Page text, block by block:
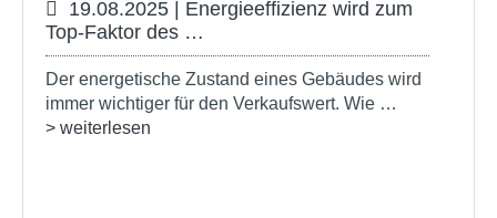
19.08.2025 | Energieeffizienz wird zum
Top-Faktor des …
Der energetische Zustand eines Gebäudes wird
immer wichtiger für den Verkaufswert. Wie …
> weiterlesen